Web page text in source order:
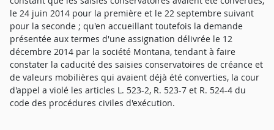
le 24 juin 2014 pour la première et le 22 septembre suivant
pour la seconde ; qu'en accueillant toutefois la demande
présentée aux termes d'une assignation délivrée le 12
décembre 2014 par la société Montana, tendant à faire
constater la caducité des saisies conservatoires de créance et
de valeurs mobilières qui avaient déjà été converties, la cour
d'appel a violé les articles L. 523-2, R. 523-7 et R. 524-4 du
code des procédures civiles d'exécution.